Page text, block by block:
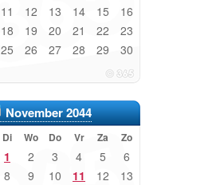
11 12 13 14 15 16
18 19 20 21 22 23
25 26 27 28 29 30
November 2044
Di Wo Do Vr Za Zo
1 2 3 4 5 6
8 9 10 11 12 13